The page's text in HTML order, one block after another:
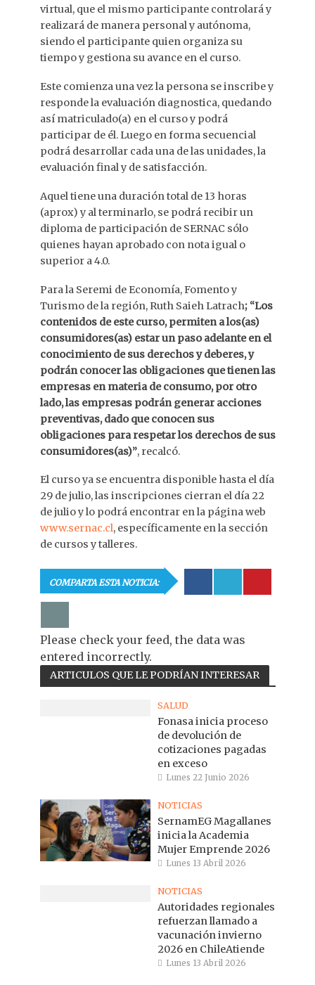
virtual, que el mismo participante controlará y
realizará de manera personal y autónoma,
siendo el participante quien organiza su
tiempo y gestiona su avance en el curso.
Este comienza una vez la persona se inscribe y
responde la evaluación diagnostica, quedando
así matriculado(a) en el curso y podrá
participar de él. Luego en forma secuencial
podrá desarrollar cada una de las unidades, la
evaluación final y de satisfacción.
Aquel tiene una duración total de 13 horas
(aprox) y al terminarlo, se podrá recibir un
diploma de participación de SERNAC sólo
quienes hayan aprobado con nota igual o
superior a 4.0.
Para la Seremi de Economía, Fomento y
Turismo de la región, Ruth Saieh Latrach; “Los
contenidos de este curso, permiten a los(as)
consumidores(as) estar un paso adelante en el
conocimiento de sus derechos y deberes, y
podrán conocer las obligaciones que tienen las
empresas en materia de consumo, por otro
lado, las empresas podrán generar acciones
preventivas, dado que conocen sus
obligaciones para respetar los derechos de sus
consumidores(as)”, recalcó.
El curso ya se encuentra disponible hasta el día
29 de julio, las inscripciones cierran el día 22
de julio y lo podrá encontrar en la página web
www.sernac.cl, específicamente en la sección
de cursos y talleres.
COMPARTA ESTA NOTICIA:
Please check your feed, the data was
entered incorrectly.
ARTICULOS QUE LE PODRÍAN INTERESAR
SALUD
Fonasa inicia proceso
de devolución de
cotizaciones pagadas
en exceso
Lunes 22 Junio 2026
NOTICIAS
SernamEG Magallanes
inicia la Academia
Mujer Emprende 2026
Lunes 13 Abril 2026
NOTICIAS
Autoridades regionales
refuerzan llamado a
vacunación invierno
2026 en ChileAtiende
Lunes 13 Abril 2026